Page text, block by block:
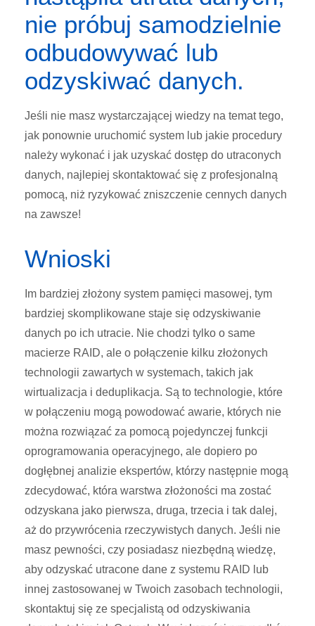
nie próbuj samodzielnie
odbudowywać lub
odzyskiwać danych.
Jeśli nie masz wystarczającej wiedzy na temat tego,
jak ponownie uruchomić system lub jakie procedury
należy wykonać i jak uzyskać dostęp do utraconych
danych, najlepiej skontaktować się z profesjonalną
pomocą, niż ryzykować zniszczenie cennych danych
na zawsze!
Wnioski
Im bardziej złożony system pamięci masowej, tym
bardziej skomplikowane staje się odzyskiwanie
danych po ich utracie. Nie chodzi tylko o same
macierze RAID, ale o połączenie kilku złożonych
technologii zawartych w systemach, takich jak
wirtualizacja i deduplikacja. Są to technologie, które
w połączeniu mogą powodować awarie, których nie
można rozwiązać za pomocą pojedynczej funkcji
oprogramowania operacyjnego, ale dopiero po
dogłębnej analizie ekspertów, którzy następnie mogą
zdecydować, która warstwa złożoności ma zostać
odzyskana jako pierwsza, druga, trzecia i tak dalej,
aż do przywrócenia rzeczywistych danych. Jeśli nie
masz pewności, czy posiadasz niezbędną wiedzę,
aby odzyskać utracone dane z systemu RAID lub
innej zastosowanej w Twoich zasobach technologii,
skontaktuj się ze specjalistą od odzyskiwania